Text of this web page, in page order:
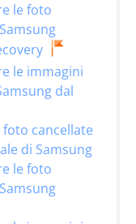
le foto
le immagini
dal
cancellate
di Samsung
le foto